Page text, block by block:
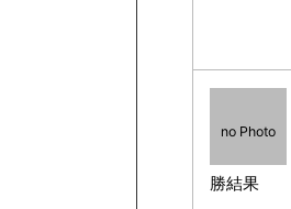
no Photo
勝結果